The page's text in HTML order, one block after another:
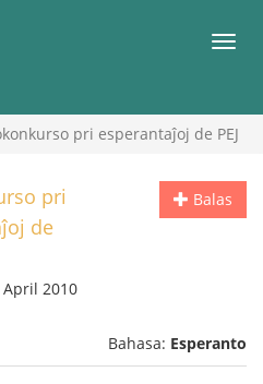
pri esperantaĵoj de PEJ
Balas
pri
de
April 2010
Bahasa: Esperanto